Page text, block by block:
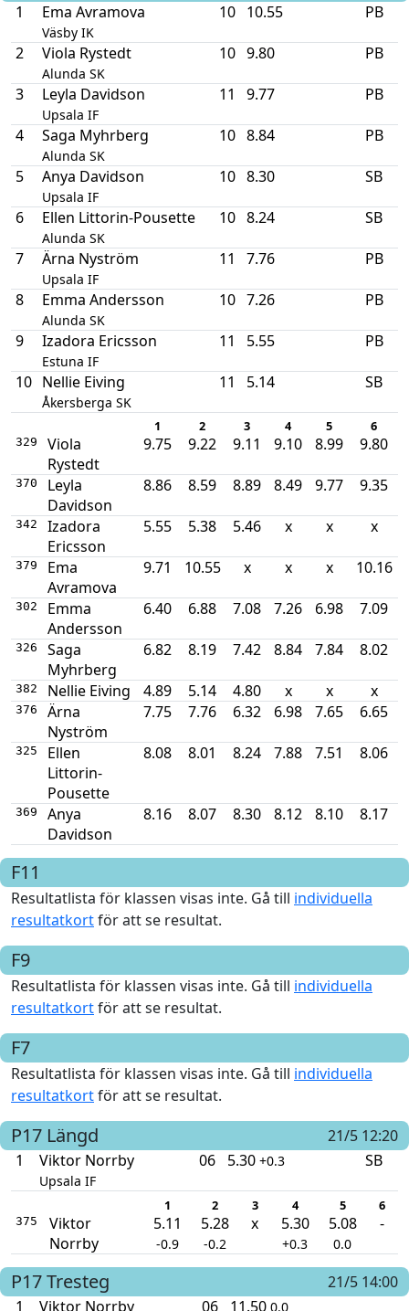
1
Ema Avramova
Väsby IK
10 10.55 PB
2 Viola Rystedt
Alunda SK
10 9.80 PB
3 Leyla Davidson
Upsala IF
11 9.77 PB
4 Saga Myhrberg
Alunda SK
10 8.84 PB
5 Anya Davidson
Upsala IF
10 8.30 SB
6 Ellen Littorin-Pousette
Alunda SK
10 8.24 SB
7 Ärna Nyström
Upsala IF
11 7.76 PB
8 Emma Andersson
Alunda SK
10 7.26 PB
9 Izadora Ericsson
Estuna IF
11 5.55 PB
10 Nellie Eiving
Åkersberga SK
11 5.14 SB
1 2 3 4 5 6
329
Viola
Rystedt
9.75 9.22 9.11 9.10 8.99 9.80
370
Leyla
Davidson
8.86 8.59 8.89 8.49 9.77 9.35
342
Izadora
Ericsson
5.55 5.38 5.46 x x x
379
Ema
Avramova
9.71 10.55 x x x 10.16
302
Emma
Andersson
6.40 6.88 7.08 7.26 6.98 7.09
326
Saga
Myhrberg
6.82 8.19 7.42 8.84 7.84 8.02
382 Nellie Eiving 4.89 5.14 4.80 x x x
376
Ärna
Nyström
7.75 7.76 6.32 6.98 7.65 6.65
325
Ellen
Littorin-
Pousette
8.08 8.01 8.24 7.88 7.51 8.06
369
Anya
Davidson
8.16 8.07 8.30 8.12 8.10 8.17
F11
Resultatlista för klassen visas inte. Gå till individuella
resultatkortför att se resultat.
F9
Resultatlista för klassen visas inte. Gå till individuella
resultatkortför att se resultat.
F7
Resultatlista för klassen visas inte. Gå till individuella
resultatkortför att se resultat.
P17 Längd
21/5 12:20
1
Viktor Norrby
Upsala IF
06 5.30 +0.3 SB
1 2 3 4 5 6
375
Viktor
Norrby
5.11
-0.9
5.28
-0.2
x 5.30
+0.3
5.08
0.0
-
P17Tresteg
21/5 14:00
1
Viktor Norrby 06 11.50 0.0